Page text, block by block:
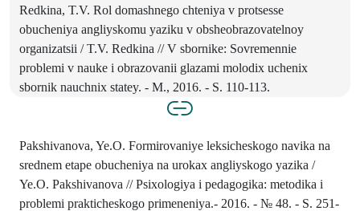
Redkina, T.V. Rol domashnego chteniya v protsesse
obucheniya angliyskomu yaziku v obsheobrazovatelnoy
organizatsii / T.V. Redkina // V sbornike: Sovremennie
problemi v nauke i obrazovanii glazami molodix uchenix
sbornik nauchnix statey. - M., 2016. - S. 110-113.
Pakshivanova, Ye.O. Formirovaniye leksicheskogo navika na
srednem etape obucheniya na urokax angliyskogo yazika /
Ye.O. Pakshivanova // Psixologiya i pedagogika: metodika i
problemi prakticheskogo primeneniya.- 2016. - № 48. - S. 251-